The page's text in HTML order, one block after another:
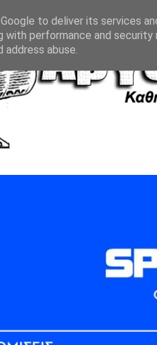
to deliver its services
with performance and
abuse.